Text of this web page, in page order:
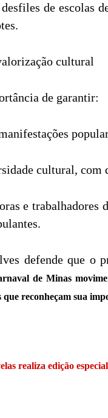
de escolas
cultural
de garantir:
cultural, com
e
defende que o
de Minas
reconheçam sua
realiza edição